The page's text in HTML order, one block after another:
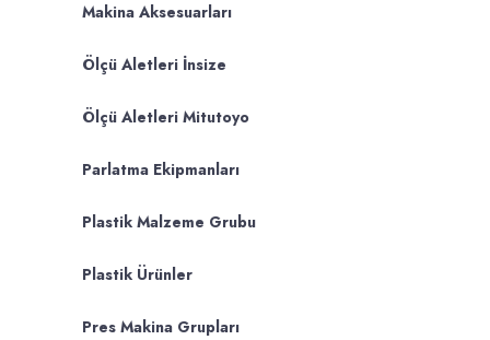
Makina Aksesuarları
Ölçü Aletleri İnsize
Ölçü Aletleri Mitutoyo
Parlatma Ekipmanları
Plastik Malzeme Grubu
Plastik Ürünler
Pres Makina Grupları